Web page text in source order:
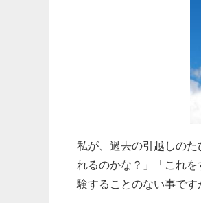
私が、過去の引越しの
れるのかな？」「これ
験することのない事です